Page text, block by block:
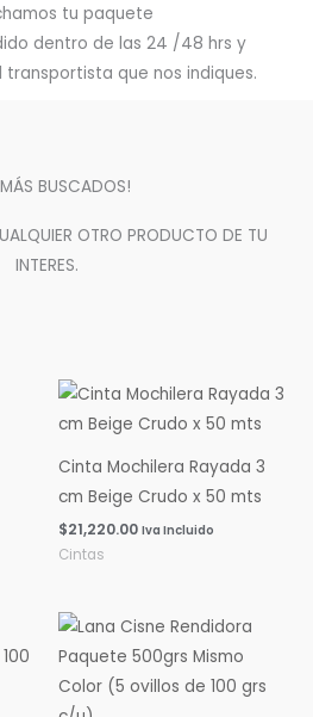
tu paquete
dentro de las 24 /48 hrs y
que nos indiques.
MÁS BUSCADOS!
OTRO PRODUCTO DE TU
INTERES.
Cinta Mochilera Rayada 3
cm Beige Crudo x 50 mts
$21,220.00 Iva Incluido
Cintas
Rango
de
precios:
desde
$0.00